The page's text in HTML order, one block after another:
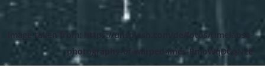
Image taken from: https://unsplash.com/de/fotos/timelapse-
photography-of-warped-lines-RmoWqDCqN2E